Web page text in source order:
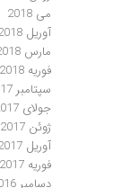
می 2018
آوریل 2018
مارس 2018
فوریه 2018
سپتامبر 2017
جولای 2017
ژوئن 2017
آوریل 2017
فوریه 2017
دسامبر 2016